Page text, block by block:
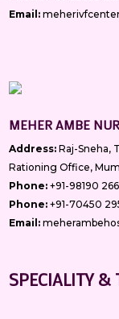
Email:
MEHER AMBE
Address: Raj-Sneha,
Rationing Office,
Phone: +91-98190
Phone: +91-70450
Email:
SPECIALITY &